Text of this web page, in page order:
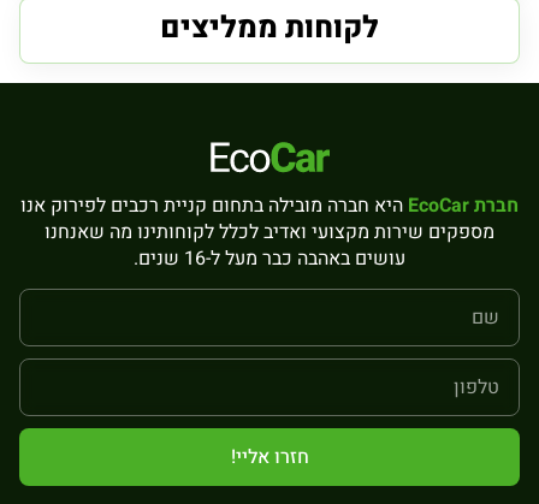
לקוחות ממליצים
חברת EcoCar
היא חברה מובילה בתחום קניית רכבים לפירוק אנו
מספקים שירות מקצועי ואדיב לכלל לקוחותינו מה שאנחנו
עושים באהבה כבר מעל ל-16 שנים.
חזרו אליי!